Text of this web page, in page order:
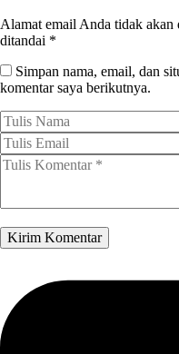
Alamat email Anda tidak akan
ditandai *
Simpan nama, email, dan
komentar saya berikutnya.